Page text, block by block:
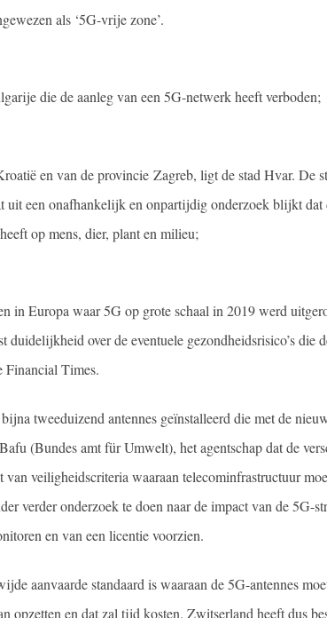
als ‘5G-vrije zone’.
die de aanleg van een 5G-netwerk heeft verboden;
en van de provincie Zagreb, ligt de stad Hvar. De
uit een onafhankelijk en onpartijdig onderzoek blijkt
op mens, dier, plant en milieu;
in Europa waar 5G op grote schaal in 2019 werd
over de eventuele gezondheidsrisico’s die
Financial Times.
tweeduizend antennes geïnstalleerd die met de
(Bundes amt für Umwelt), het agentschap dat de
veiligheidscriteria waaraan telecominfrastructuur
verder onderzoek te doen naar de impact van de 5G-
en van een licentie voorzien.
aanvaarde standaard is waaraan de 5G-antennes
opzetten en dat zal tijd kosten. Zwitserland heeft dus